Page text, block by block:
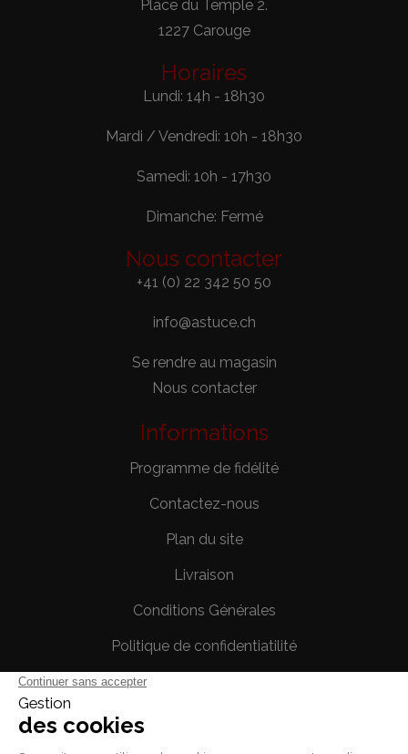
Place du Temple 2.
1227 Carouge
Horaires
Lundi: 14h - 18h30
Mardi / Vendredi: 10h - 18h30
Samedi: 10h - 17h30
Dimanche: Fermé
Nous contacter
+41 (0) 22 342 50 50
info@astuce.ch
Se rendre au magasin
Nous contacter
Informations
Programme de fidélité
Contactez-nous
Plan du site
Livraison
Conditions Générales
Politique de confidentiatilité
Votre compte